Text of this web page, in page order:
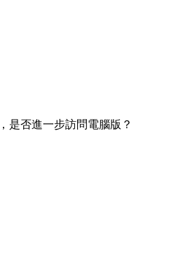
是否進一步訪問電腦版？